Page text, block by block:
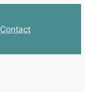
Contact